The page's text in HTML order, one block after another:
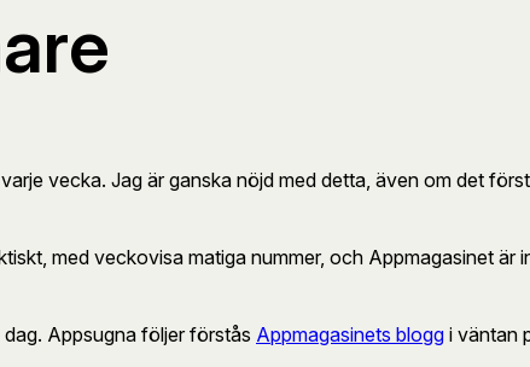
vecka. Jag är ganska nöjd med detta, även om det
med veckovisa matiga nummer, och Appmagasinet är
Appsugna följer förstås Appmagasinets blogg i väntan